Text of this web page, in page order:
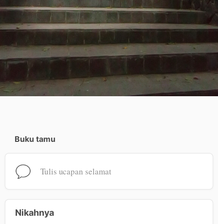
Buku tamu
Tulis ucapan selamat
Nikahnya